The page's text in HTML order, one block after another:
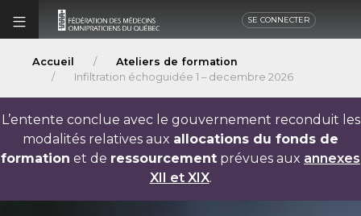
SE CONNECTER
Accueil
Ateliers de formation
Infiltration échoguidée 1 – decembre 2026
L’entente conclue avec le gouvernement reconduit les
modalités relatives aux allocations du fonds de
formation et de ressourcement prévues aux annexes
XII et XIX.